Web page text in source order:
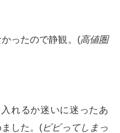
ったので静観。(高値圏
れるか迷いに迷ったあ
した。(ビビってしまっ